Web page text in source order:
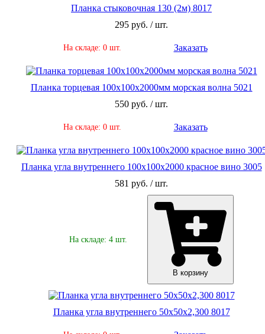
Планка стыковочная 130 (2м) 8017
295 руб. / шт.
На складе: 0 шт. Заказать
Планка торцевая 100х100х2000мм морская волна 5021
550 руб. / шт.
На складе: 0 шт. Заказать
Планка угла внутреннего 100х100х2000 красное вино 3005
581 руб. / шт.
На складе: 4 шт.
В корзину
Планка угла внутреннего 50х50х2,300 8017